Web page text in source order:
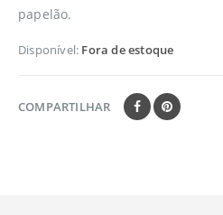
papelão.
Disponível: Fora de estoque
COMPARTILHAR